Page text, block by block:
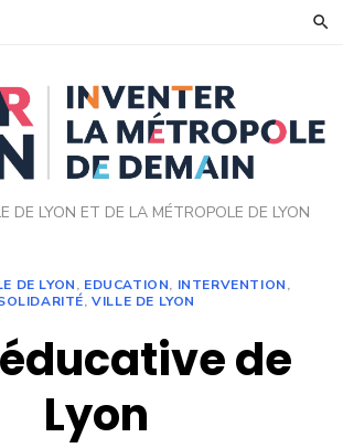
DE LYON ET DE LA MÉTROPOLE DE LYON
DE LYON, EDUCATION, INTERVENTION,
,VILLE DE LYON
de
Lyon